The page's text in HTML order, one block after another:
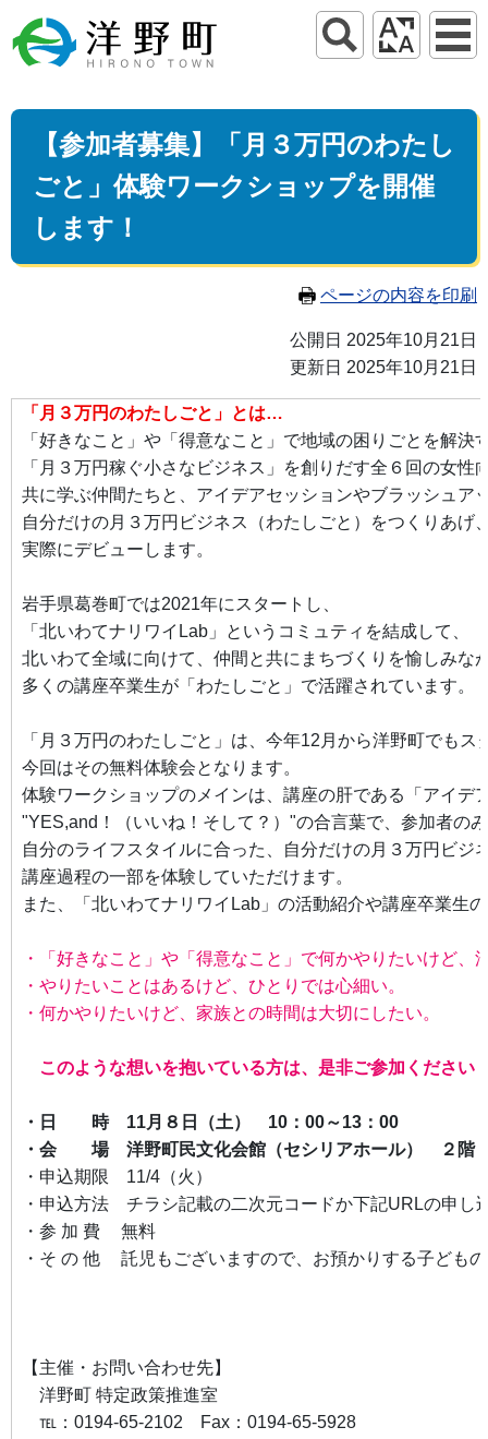
【参加者募集】「月３万円のわたし
ごと」体験ワークショップを開催
します！
ページの内容を印刷
公開日 2025年10月21日
更新日 2025年10月21日
「月３万円のわたしごと」とは…
「好きなこと」や「得意なこと」で地域の困りごとを解決
「月３万円稼ぐ小さなビジネス」を創りだす全６回の女性
共に学ぶ仲間たちと、アイデアセッションやブラッシュア
自分だけの月３万円ビジネス（わたしごと）をつくりあげ
実際にデビューします。
岩手県葛巻町では2021年にスタートし、
「北いわてナリワイLab」というコミュティを結成して、
北いわて全域に向けて、仲間と共にまちづくりを愉しみな
多くの講座卒業生が「わたしごと」で活躍されています。
「月３万円のわたしごと」は、今年12月から洋野町でもス
今回はその無料体験会となります。
体験ワークショップのメインは、講座の肝である「アイデ
"YES,and！（いいね！そして？）"の合言葉で、参加者の
自分のライフスタイルに合った、自分だけの月３万円ビジ
講座過程の一部を体験していただけます。
また、「北いわてナリワイLab」の活動紹介や講座卒業生
・「好きなこと」や「得意なこと」で何かやりたいけど、
・やりたいことはあるけど、ひとりでは心細い。
・何かやりたいけど、家族との時間は大切にしたい。
このような想いを抱いている方は、是非ご参加ください
・日 時 11月８日（土） 10：00～13：00
・会 場 洋野町民文化会館（セシリアホール） ２階
・申込期限 11/4（火）
・申込方法 チラシ記載の二次元コードか下記URLの申し
・参加費
無料
・ その他 託児もございますので、お預かりする子ども
【主催・お問い合わせ先】
洋野町 特定政策推進室
℡：0194-65-2102 Fax：0194-65-5928